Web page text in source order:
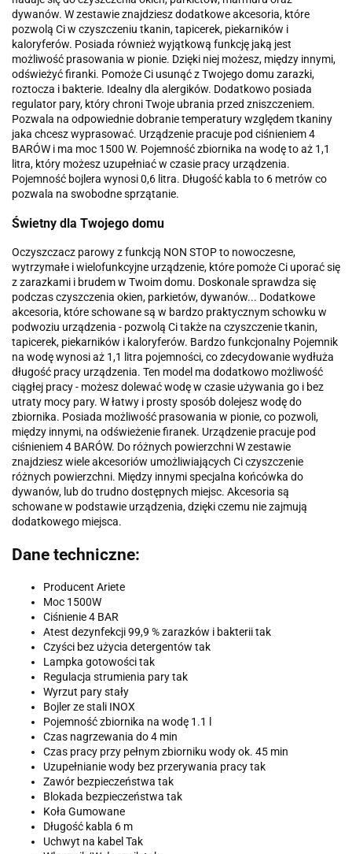
dywanów. W zestawie znajdziesz dodatkowe akcesoria, które
pozwolą Ci w czyszczeniu tkanin, tapicerek, piekarników i
kaloryferów. Posiada również wyjątkową funkcję jaką jest
możliwość prasowania w pionie. Dzięki niej możesz, między innymi,
odświeżyć firanki. Pomoże Ci usunąć z Twojego domu zarazki,
roztocza i bakterie. Idealny dla alergików. Dodatkowo posiada
regulator pary, który chroni Twoje ubrania przed zniszczeniem.
Pozwala na odpowiednie dobranie temperatury względem tkaniny
jaka chcesz wyprasować. Urządzenie pracuje pod ciśnieniem 4
BARÓW i ma moc 1500 W. Pojemność zbiornika na wodę to aż 1,1
litra, który możesz uzupełniać w czasie pracy urządzenia.
Pojemność bojlera wynosi 0,6 litra. Długość kabla to 6 metrów co
pozwala na swobodne sprzątanie.
Świetny dla Twojego domu
Oczyszczacz parowy z funkcją NON STOP to nowoczesne,
wytrzymałe i wielofunkcyjne urządzenie, które pomoże Ci uporać się
z zarazkami i brudem w Twoim domu. Doskonale sprawdza się
podczas czyszczenia okien, parkietów, dywanów... Dodatkowe
akcesoria, które schowane są w bardzo praktycznym schowku w
podwoziu urządzenia - pozwolą Ci także na czyszczenie tkanin,
tapicerek, piekarników i kaloryferów. Bardzo funkcjonalny Pojemnik
na wodę wynosi aż 1,1 litra pojemności, co zdecydowanie wydłuża
długość pracy urządzenia. Ten model ma dodatkowo możliwość
ciągłej pracy - możesz dolewać wodę w czasie używania go i bez
utraty mocy pary. W łatwy i prosty sposób dolejesz wodę do
zbiornika. Posiada możliwość prasowania w pionie, co pozwoli,
między innymi, na odświeżenie firanek. Urządzenie pracuje pod
ciśnieniem 4 BARÓW. Do różnych powierzchni W zestawie
znajdziesz wiele akcesoriów umożliwiających Ci czyszczenie
różnych powierzchni. Między innymi specjalna końcówka do
dywanów, lub do trudno dostępnych miejsc. Akcesoria są
schowane w podstawie urządzenia, dzięki czemu nie zajmują
dodatkowego miejsca.
Dane techniczne:
Producent Ariete
Moc 1500W
Ciśnienie 4 BAR
Atest dezynfekcji 99,9 % zarazków i bakterii tak
Czyści bez użycia detergentów tak
Lampka gotowości tak
Regulacja strumienia pary tak
Wyrzut pary stały
Bojler ze stali INOX
Pojemność zbiornika na wodę 1.1 l
Czas nagrzewania do 4 min
Czas pracy przy pełnym zbiorniku wody ok. 45 min
Uzupełnianie wody bez przerywania pracy tak
Zawór bezpieczeństwa tak
Blokada bezpieczeństwa tak
Koła Gumowane
Długość kabla 6 m
Uchwyt na kabel Tak